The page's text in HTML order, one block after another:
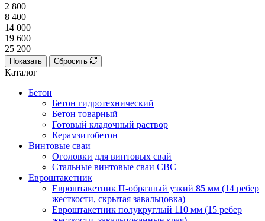
2 800
8 400
14 000
19 600
25 200
Показать Сбросить
Каталог
Бетон
Бетон гидротехнический
Бетон товарный
Готовый кладочный раствор
Керамзитобетон
Винтовые сваи
Оголовки для винтовых свай
Стальные винтовые сваи СВС
Евроштакетник
Евроштакетник П-образный узкий 85 мм (14 ребер
жесткости, скрытая завальцовка)
Евроштакетник полукруглый 110 мм (15 ребер